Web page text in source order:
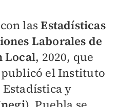
lasEstadísticas
Laborales de
Local, 2020, que
publicó el Instituto
y